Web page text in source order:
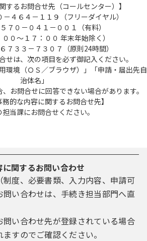
するお問合せ先（コールセンター）】
４６４－１１９（フリーダイヤル）
７０－０４１－００１（有料）
０～１７：００ 年末年始除く）
７３３－７３０７（原則24時間）
は、次の項目を必ず御記入ください。
環境（ＯＳ／ブラウザ）」「申請・届出先自
治体名」
お問合せに回答できない場合があります。
務的な内容に関するお問合せ先】
当課にお問合せください。
関するお問い合わせ
度、必要書類、入力内容、申請可
い合わせは、手続き担当部門へ直
問い合わせ先が登録されている場合
すのでご確認ください。